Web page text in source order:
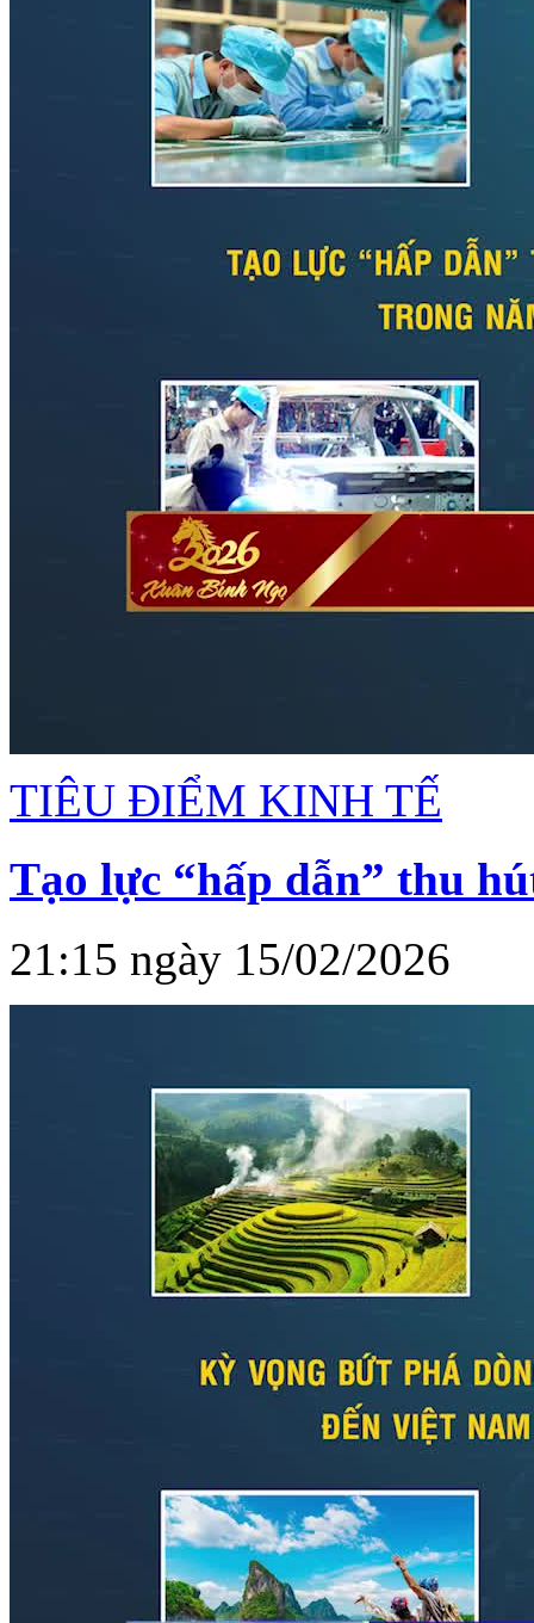
TIÊU ĐIỂM KINH TẾ
Tạo lực “hấp dẫn” thu
21:15 ngày 15/02/2026